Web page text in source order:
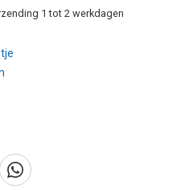
1 tot 2 werkdagen